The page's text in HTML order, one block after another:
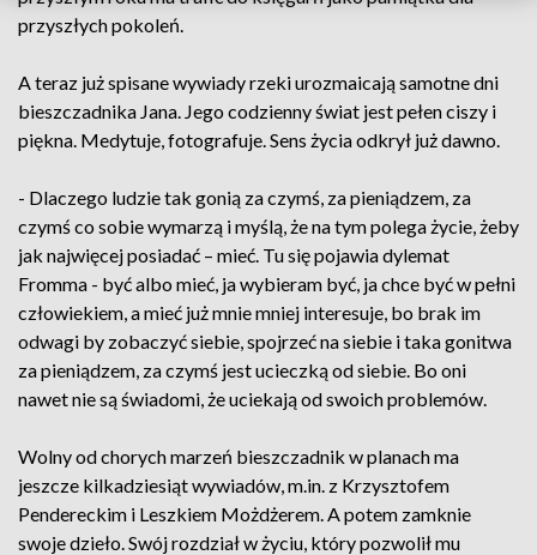
przyszłych pokoleń.
A teraz już spisane wywiady rzeki urozmaicają samotne dni
bieszczadnika Jana. Jego codzienny świat jest pełen ciszy i
piękna. Medytuje, fotografuje. Sens życia odkrył już dawno.
- Dlaczego ludzie tak gonią za czymś, za pieniądzem, za
czymś co sobie wymarzą i myślą, że na tym polega życie, żeby
jak najwięcej posiadać – mieć. Tu się pojawia dylemat
Fromma - być albo mieć, ja wybieram być, ja chce być w pełni
człowiekiem, a mieć już mnie mniej interesuje, bo brak im
odwagi by zobaczyć siebie, spojrzeć na siebie i taka gonitwa
za pieniądzem, za czymś jest ucieczką od siebie. Bo oni
nawet nie są świadomi, że uciekają od swoich problemów.
Wolny od chorych marzeń bieszczadnik w planach ma
jeszcze kilkadziesiąt wywiadów, m.in. z Krzysztofem
Pendereckim i Leszkiem Możdżerem. A potem zamknie
swoje dzieło. Swój rozdział w życiu, który pozwolił mu